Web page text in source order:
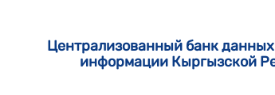
Централизованный банк
информации Кыргызской